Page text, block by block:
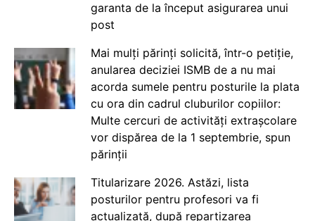
garanta de la început asigurarea unui
post
Mai mulți părinți solicită, într-o petiție,
anularea deciziei ISMB de a nu mai
acorda sumele pentru posturile la plata
cu ora din cadrul cluburilor copiilor:
Multe cercuri de activități extrașcolare
vor dispărea de la 1 septembrie, spun
părinții
Titularizare 2026. Astăzi, lista
posturilor pentru profesori va fi
actualizată, după repartizarea